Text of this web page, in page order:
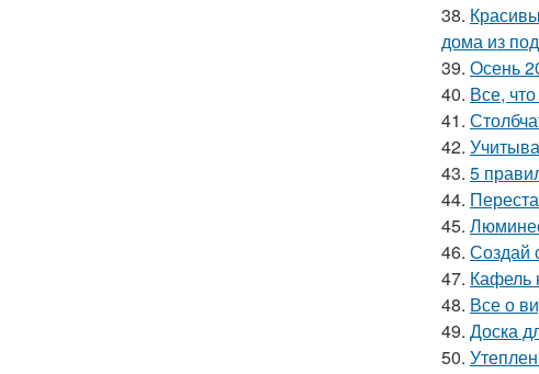
38.
дома из
39. Осень
40. Все,
41.
42.
43. 5
44.
45.
46. Создай
47. Кафель
48. Все о
49. Доска
50.